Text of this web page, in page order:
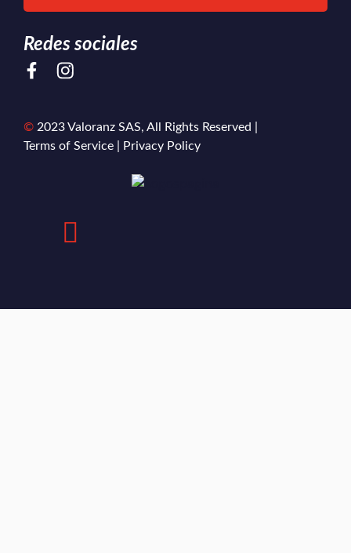
Redes sociales
© 2023 Valoranz SAS, All Rights Reserved |
Terms of Service | Privacy Policy